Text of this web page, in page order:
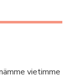
vietimme